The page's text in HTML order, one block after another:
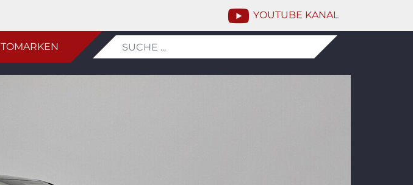
YOUTUBE KANAL